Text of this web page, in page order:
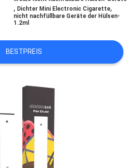
, Dichter Mini Electronic Cigarette,
nicht nachfüllbare Geräte der Hülsen-
1.2ml
BESTPREIS